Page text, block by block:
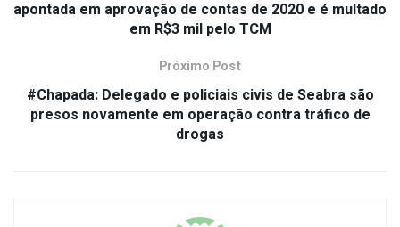
apontada em aprovação de contas de 2020 e é multado
em R$3 mil pelo TCM
Próximo Post
#Chapada: Delegado e policiais civis de Seabra são
presos novamente em operação contra tráfico de
drogas